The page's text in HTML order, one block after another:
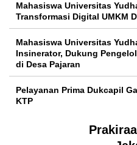
Mahasiswa Universitas
Transformasi Digital UMKM
Mahasiswa Universitas
Insinerator, Dukung
di Desa Pajaran
Pelayanan Prima Dukcapil
KTP